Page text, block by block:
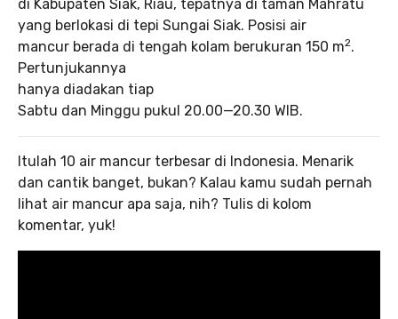
di Kabupaten Siak, Riau, tepatnya di taman Mahratu
yang berlokasi di tepi Sungai Siak. Posisi air
mancur berada di tengah kolam berukuran 150 m2.
Pertunjukannya
hanya diadakan tiap
Sabtu dan Minggu pukul 20.00—20.30 WIB.
Itulah 10 air mancur terbesar di Indonesia. Menarik
dan cantik banget, bukan? Kalau kamu sudah pernah
lihat air mancur apa saja, nih? Tulis di kolom
komentar, yuk!